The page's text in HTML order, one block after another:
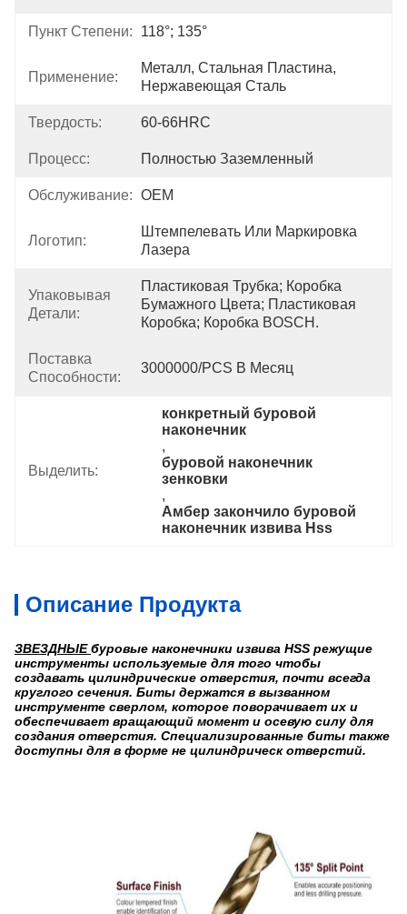
Пункт Степени: 118°; 135°
Применение:
Металл, Стальная Пластина,
Нержавеющая Сталь
Твердость: 60-66HRC
Процесс: Полностью Заземленный
Обслуживание: OEM
Логотип:
Штемпелевать Или Маркировка
Лазера
Упаковывая
Детали:
Пластиковая Трубка; Коробка
Бумажного Цвета; Пластиковая
Коробка; Коробка BOSCH.
Поставка
Способности:
3000000/PCS В Месяц
Выделить:
конкретный буровой
наконечник
,
буровой наконечник
зенковки
,
Амбер закончило буровой
наконечник извива Hss
Описание Продукта
ЗВЕЗДНЫЕбуровые наконечники извива HSS режущие
инструменты используемые для того чтобы
создавать цилиндрические отверстия, почти всегда
круглого сечения. Биты держатся в вызванном
инструменте сверлом, которое поворачивает их и
обеспечивает вращающий момент и осевую силу для
создания отверстия. Специализированные биты также
доступны для в форме не цилиндрическ отверстий.